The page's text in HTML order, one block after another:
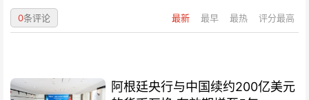
最新 最早 最热 评分最高
0条评论
阿根廷央行与中国续约200亿美元